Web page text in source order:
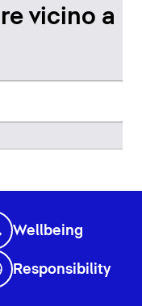
vicino a
Wellbeing
Responsibility